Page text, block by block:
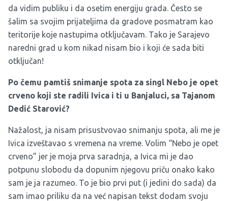
da vidim publiku i da osetim energiju grada. Često se
šalim sa svojim prijateljima da gradove posmatram kao
teritorije koje nastupima otključavam. Tako je Sarajevo
naredni grad u kom nikad nisam bio i koji će sada biti
otključan!
Po čemu pamtiš snimanje spota za singl Nebo je opet
crveno koji ste radili Ivica i ti u Banjaluci, sa Tajanom
Dedić Starović?
Nažalost, ja nisam prisustvovao snimanju spota, ali me je
Ivica izveštavao s vremena na vreme. Volim “Nebo je opet
crveno” jer je moja prva saradnja, a Ivica mi je dao
potpunu slobodu da dopunim njegovu priču onako kako
sam je ja razumeo. To je bio prvi put (i jedini do sada) da
sam imao priliku da na već napisan tekst dodam svoju